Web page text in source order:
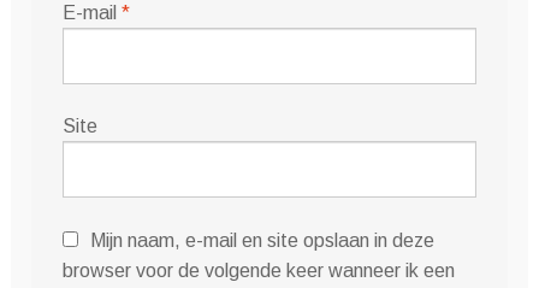
E-mail *
Site
Mijn naam, e-mail en site opslaan in deze
browser voor de volgende keer wanneer ik een